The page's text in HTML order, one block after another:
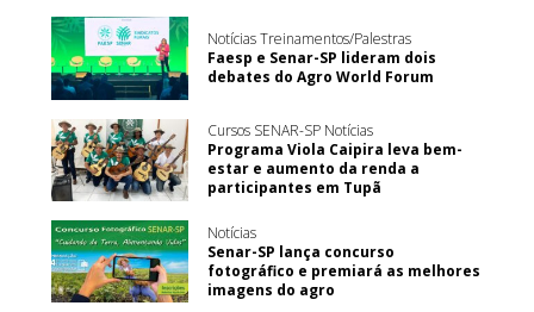
Notícias Treinamentos/Palestras
Faesp e Senar-SP lideram dois
debates do Agro World Forum
Cursos SENAR-SP Notícias
Programa Viola Caipira leva bem-
estar e aumento da renda a
participantes em Tupã
Notícias
Senar-SP lança concurso
fotográfico e premiará as melhores
imagens do agro